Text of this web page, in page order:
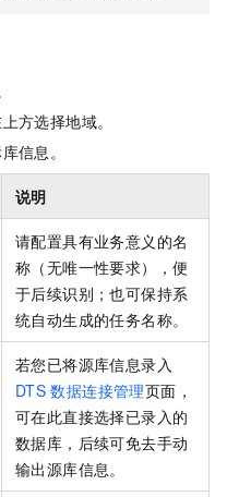
上方选择地域。
信息。
说明
请配置具有业务意义的名
称（无唯一性要求），便
于后续识别；也可保持系
统自动生成的任务名称。
若您已将源库信息录入
DTS 数据连接管理页面，
可在此直接选择已录入的
数据库，后续可免去手动
输出源库信息。